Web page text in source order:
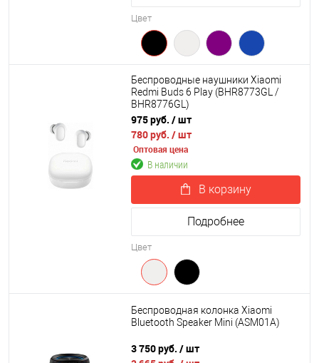
Цвет
Беспроводные наушники Xiaomi
Redmi Buds 6 Play (BHR8773GL /
BHR8776GL)
975 руб. / шт
780 руб. / шт
Оптовая цена
В наличии
В корзину
Подробнее
Цвет
Беспроводная колонка Xiaomi
Bluetooth Speaker Mini (ASM01A)
3 750 руб. / шт